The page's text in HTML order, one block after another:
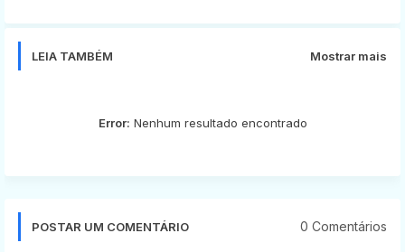
LEIA TAMBÉM Mostrar mais
Error: Nenhum resultado encontrado
POSTAR UM COMENTÁRIO 0 Comentários